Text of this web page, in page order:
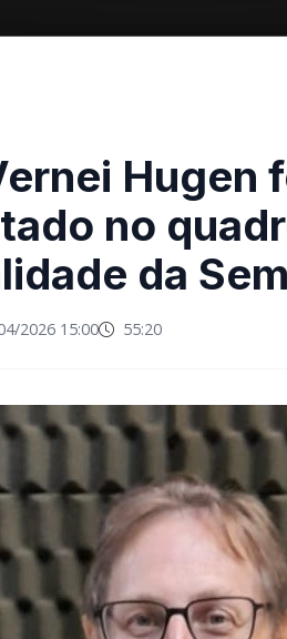
Hugen
no
da
2026 15:00 55:20